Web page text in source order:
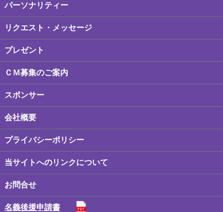
パーソナリティー
リクエスト・メッセージ
プレゼント
ＣＭ募集のご案内
スポンサー
会社概要
プライバシーポリシー
当サイトへのリンクについて
お問合せ
名義後援申請書